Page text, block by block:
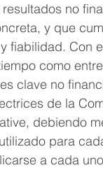
no
y que
fiabilidad. Con
como
clave no
de la
debiendo
para
a cada